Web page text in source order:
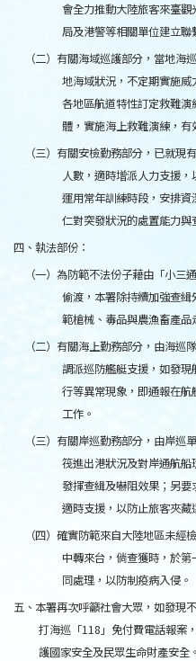
會全力推動大陸旅客來臺
局及港警等相關單位建立聯
（二）有關海域巡護部分，當地
地海域狀況，不定期實施
各地區航道特性訂定救難
體，實施海上救難演練，有
（三）有關安檢勤務部分，已就
人數，適時增派人力支援
運用常年訓練時段，安排
仁對突發狀況的處置能力與
四、執法部份：
（一）為防範不法份子藉由「小
偷渡，本署除持續加強查
範槍械、毒品與農漁畜產品
（二）有關海上勤務部分，由海
調派巡防艦艇支援，如發
行等異常現象，即通報在
工作。
（三）有關岸巡勤務部分，由岸
筏進出港狀況及對岸通航
發揮查緝及嚇阻效果；另要
適時支援，以防止旅客夾藏
（四）確實防範來自大陸地區未
中轉來台，倘查獲時，於
同處理，以防制疫病入侵。
五、本署再次呼籲社會大眾，如發現
打海巡「118」免付費電話報案
護國家安全及民眾生命財產安全。